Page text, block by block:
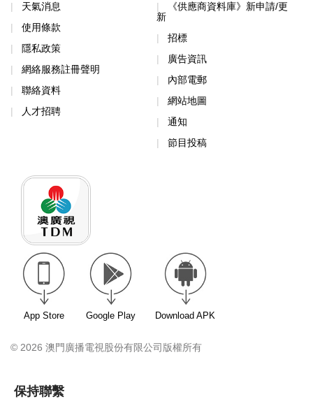
天氣消息
使用條款
隱私政策
網絡服務註冊聲明
聯絡資料
人才招聘
《供應商資料庫》新申請/更
新
招標
廣告資訊
內部電郵
網站地圖
通知
節目投稿
App Store Google Play Download APK
© 2026 澳門廣播電視股份有限公司版權所有
保持聯繫